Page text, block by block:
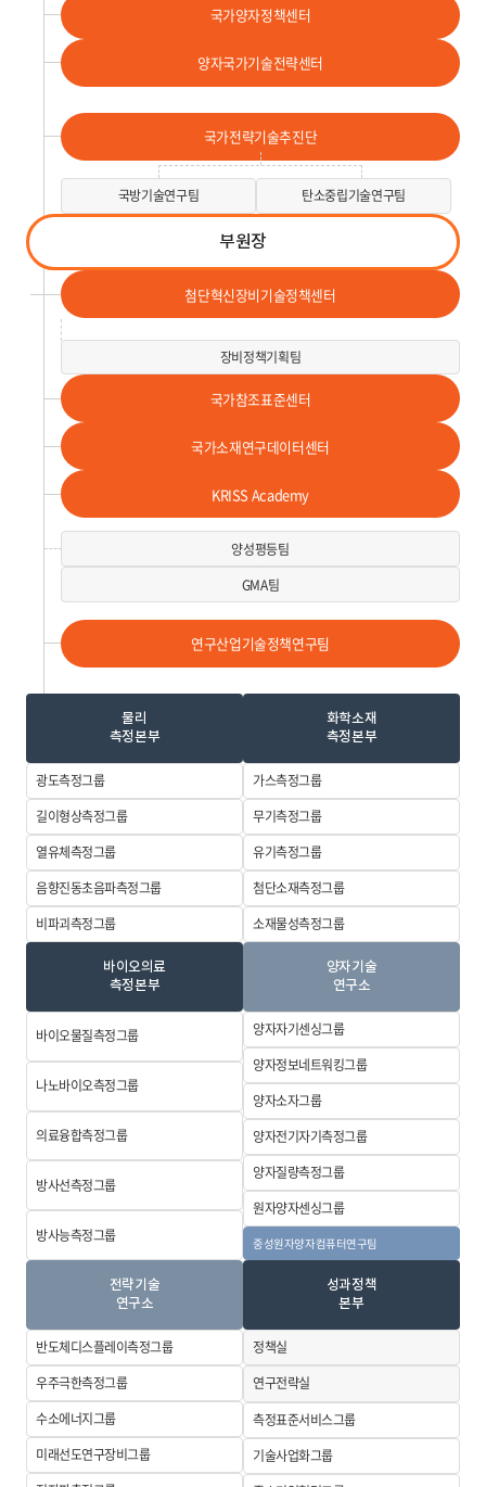
국가양자정책센터
양자국가기술전략센터
첨단혁신장비기술정책센터
장비정책기획팀
국가참조표준센터
국가소재연구데이터센터
KRISS Academy
GMA팀
양성평등팀
부원장
국가전략기술추진단
국방기술연구팀 탄소중립기술연구팀
연구산업기술정책연구팀
물리
측정본부
광도측정그룹
길이형상측정그룹
열유체측정그룹
음향진동초음파측정그룹
비파괴측정그룹
화학소재
측정본부
가스측정그룹
무기측정그룹
유기측정그룹
첨단소재측정그룹
소재물성측정그룹
바이오의료
측정본부
바이오물질측정그룹
나노바이오측정그룹
의료융합측정그룹
방사선측정그룹
방사능측정그룹
양자기술
연구소
양자자기센싱그룹
양자정보네트워킹그룹
양자소자그룹
양자전기자기측정그룹
양자질량측정그룹
원자양자센싱그룹
중성원자양자컴퓨터연구팀
전략기술
연구소
반도체디스플레이측정그룹
우주극한측정그룹
수소에너지그룹
미래선도연구장비그룹
성과정책
본부
정책실
연구전략실
측정표준서비스그룹
기술사업화그룹